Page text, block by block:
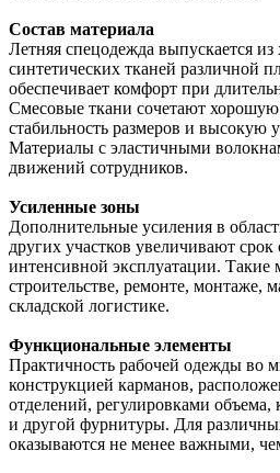
Состав материала
Летняя спецодежда выпускается
синтетических тканей различной
обеспечивает комфорт при
Смесовые ткани сочетают хорошую
стабильность размеров и высокую
Материалы с эластичными
движений сотрудников.
Усиленные зоны
Дополнительные усиления в
других участков увеличивают
интенсивной эксплуатации. Такие
строительстве, ремонте, монтаже,
складской логистике.
Функциональные элементы
Практичность рабочей одежды во
конструкцией карманов,
отделений, регулировками
и другой фурнитуры. Для
оказываются не менее важными,